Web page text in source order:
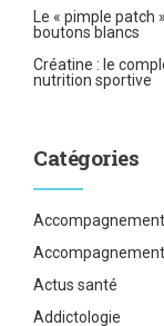
Le « pimple patch
boutons blancs
Créatine : le
nutrition sportive
Catégories
Accompagnement
Actus santé
Addictologie